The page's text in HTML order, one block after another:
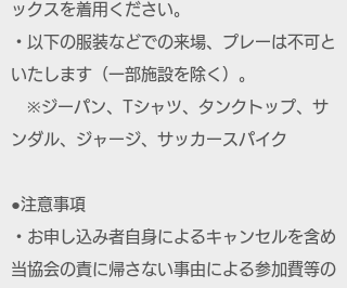
ックスを着用ください。
・以下の服装などでの来場、プレーは不可と
いたします（一部施設を除く）。
※ジーパン、Tシャツ、タンクトップ、サ
ンダル、ジャージ、サッカースパイク
●注意事項
・お申し込み者自身によるキャンセルを含め
当協会の責に帰さない事由による参加費等の